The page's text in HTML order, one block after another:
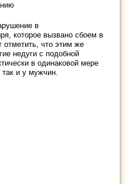
в
которое вызвано сбоем в
отметить, что этим же
недуги с подобной
в одинаковой мере
и у мужчин.